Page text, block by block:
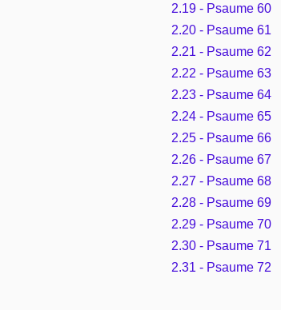
2.19 - Psaume 60
2.20 - Psaume 61
2.21 - Psaume 62
2.22 - Psaume 63
2.23 - Psaume 64
2.24 - Psaume 65
2.25 - Psaume 66
2.26 - Psaume 67
2.27 - Psaume 68
2.28 - Psaume 69
2.29 - Psaume 70
2.30 - Psaume 71
2.31 - Psaume 72